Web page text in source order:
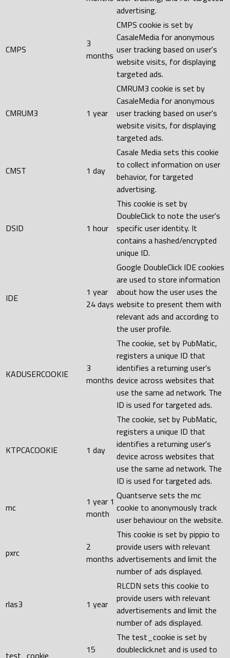
advertising.
CMPS
3
months
CMPS cookie is set by
CasaleMedia for anonymous
user tracking based on user's
website visits, for displaying
targeted ads.
CMRUM3 1 year
CMRUM3 cookie is set by
CasaleMedia for anonymous
user tracking based on user's
website visits, for displaying
targeted ads.
CMST 1 day
Casale Media sets this cookie
to collect information on user
behavior, for targeted
advertising.
DSID 1 hour
This cookie is set by
DoubleClick to note the user's
specific user identity. It
contains a hashed/encrypted
unique ID.
IDE
1 year
24 days
Google DoubleClick IDE cookies
are used to store information
about how the user uses the
website to present them with
relevant ads and according to
the user profile.
KADUSERCOOKIE
3
months
The cookie, set by PubMatic,
registers a unique ID that
identifies a returning user's
device across websites that
use the same ad network. The
ID is used for targeted ads.
KTPCACOOKIE 1 day
The cookie, set by PubMatic,
registers a unique ID that
identifies a returning user's
device across websites that
use the same ad network. The
ID is used for targeted ads.
mc
1 year 1
month
Quantserve sets the mc
cookie to anonymously track
user behaviour on the website.
pxrc
2
months
This cookie is set by pippio to
provide users with relevant
advertisements and limit the
number of ads displayed.
rlas3 1 year
RLCDN sets this cookie to
provide users with relevant
advertisements and limit the
number of ads displayed.
test_cookie
15
The test_cookie is set by
doubleclick.net and is used to